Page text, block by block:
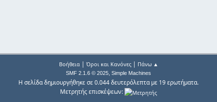
Βοήθεια| Όροι και Κανόνες| Πάνω ▲
SMF 2.1.6 © 2025, Simple Machines
Η σελίδα δημιουργήθηκε σε 0.044 δευτερόλεπτα με 19 ερωτήματα.
Μετρητής επισκέψεων: